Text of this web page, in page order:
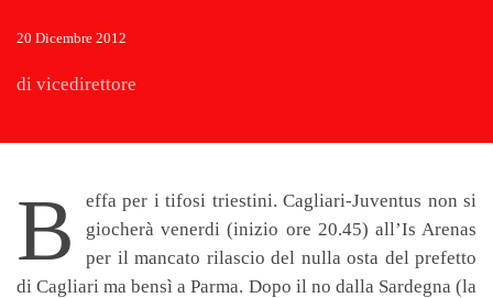
20 Dicembre 2012
di vicedirettore
B
effa per i tifosi triestini. Cagliari-Juventus non si
giocherà venerdi (inizio ore 20.45) all’Is Arenas
per il mancato rilascio del nulla osta del prefetto
di Cagliari ma bensì a Parma. Dopo il no dalla Sardegna (la